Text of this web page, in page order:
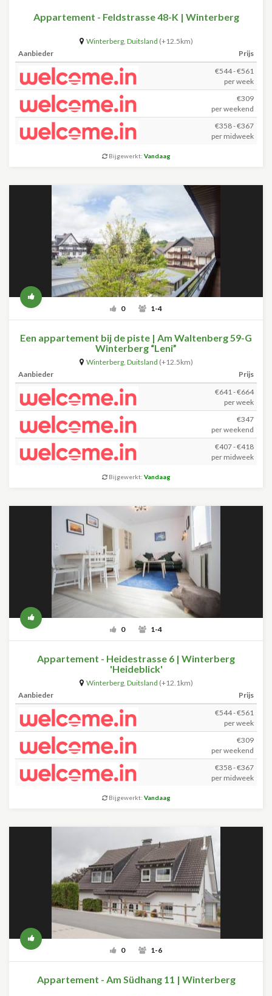
Appartement - Feldstrasse 48-K | Winterberg
Winterberg, Duitsland (+12.5km)
Aanbieder
Prijs
€544 - €561
per week
€309
per weekend
€358 - €367
per midweek
Bijgewerkt: Vandaag
0 1-4
Een appartement bij de piste | Am Waltenberg 59-G
Winterberg “Leni”
Winterberg, Duitsland (+12.5km)
Aanbieder
Prijs
€641 - €664
per week
€347
per weekend
€407 - €418
per midweek
Bijgewerkt: Vandaag
0 1-4
Appartement - Heidestrasse 6 | Winterberg
'Heideblick'
Winterberg, Duitsland (+12.1km)
Aanbieder
Prijs
€544 - €561
per week
€309
per weekend
€358 - €367
per midweek
Bijgewerkt: Vandaag
0 1-6
Appartement - Am Südhang 11 | Winterberg